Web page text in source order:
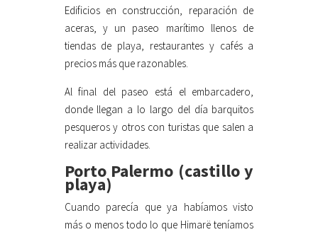
Edificios en construcción, reparación de
aceras, y un paseo marítimo llenos de
tiendas de playa, restaurantes y cafés a
precios más que razonables.
Al final del paseo está el embarcadero,
donde llegan a lo largo del día barquitos
pesqueros y otros con turistas que salen a
realizar actividades.
Porto Palermo (castillo y
playa)
Cuando parecía que ya habíamos visto
más o menos todo lo que Himarë teníamos